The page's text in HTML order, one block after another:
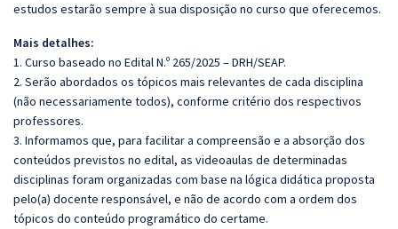
estudos estarão sempre à sua disposição no curso que oferecemos.
Mais detalhes:
1. Curso baseado no Edital N.º 265/2025 – DRH/SEAP.
2. Serão abordados os tópicos mais relevantes de cada disciplina
(não necessariamente todos), conforme critério dos respectivos
professores.
3. Informamos que, para facilitar a compreensão e a absorção dos
conteúdos previstos no edital, as videoaulas de determinadas
disciplinas foram organizadas com base na lógica didática proposta
pelo(a) docente responsável, e não de acordo com a ordem dos
tópicos do conteúdo programático do certame.